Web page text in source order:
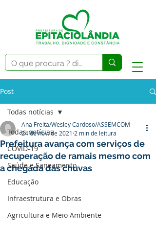
Post
Todas notícias
COVID-19
Saúde e Saneamento
Educação
Infraestrutura e Obras
Agricultura e Meio Ambiente
Todas notícias
Prefeitura avança com serviços de
recuperação de ramais mesmo com
a chegada das chuvas
Ana Freita/Wesley Cardoso/ASSEMCOM
24 de nov. de 2021 2 min de leitura